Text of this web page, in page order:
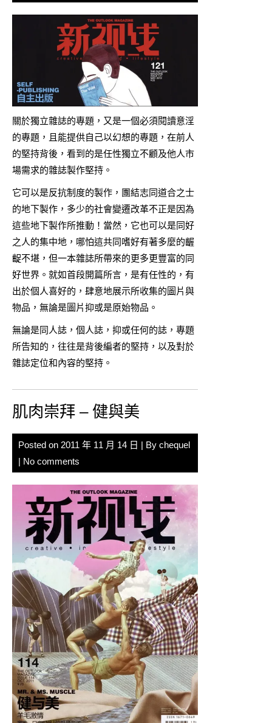
關於獨立雜誌的專題，又是一個必須閱讀意淫
的專題，且能提供自己以幻想的專題，在前人
的堅持背後，看到的是任性獨立不顧及他人市
場需求的雜誌製作堅持。
它可以是反抗制度的製作，團結志同道合之士
的地下製作，多少的社會變遷改革不正是因為
這些地下製作所推動！當然，它也可以是同好
之人的集中地，哪怕這共同嗜好有著多麼的齷
齪不堪，但一本雜誌所帶來的更多更豐富的同
好世界。就如首段開篇所言，是有任性的，有
出於個人喜好的，肆意地展示所收集的圖片與
物品，無論是圖片抑或是原始物品。
無論是同人誌，個人誌，抑或任何的誌，專題
所告知的，往往是背後編者的堅持，以及對於
雜誌定位和內容的堅持。
肌肉崇拜 – 健與美
Posted on 2011 年 11 月 14 日 | By chequel
| No comments